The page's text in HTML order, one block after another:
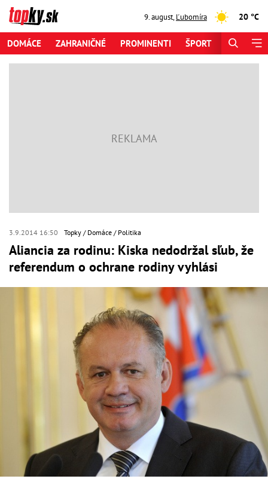
9. august,Ľubomíra 20 °C
DOMÁCE ZAHRANIČNÉ PROMINENTI ŠPORT
3.9.2014 16:50 Topky Domáce Politika
Aliancia za rodinu: Kiska nedodržal sľub, že
referendum o ochrane rodiny vyhlási